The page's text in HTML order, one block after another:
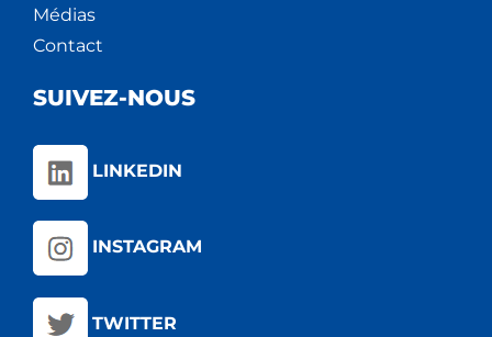
Médias
Contact
SUIVEZ-NOUS
LINKEDIN
INSTAGRAM
TWITTER